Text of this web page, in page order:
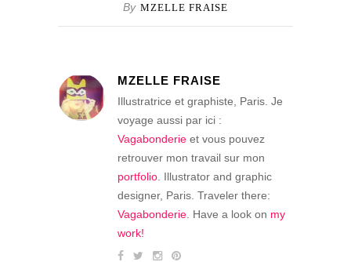
By MZELLE FRAISE
MZELLE FRAISE
Illustratrice et graphiste, Paris. Je
voyage aussi par ici :
Vagabonderie et vous pouvez
retrouver mon travail sur mon
portfolio . Illustrator and graphic
designer, Paris. Traveler there:
Vagabonderie . Have a look on my
work!